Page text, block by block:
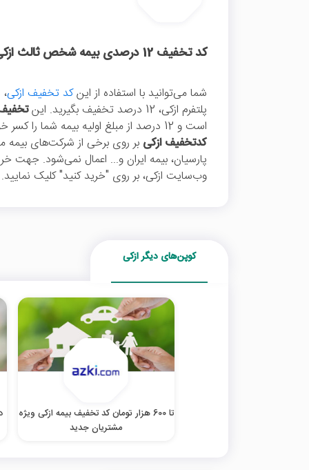
کد تخفیف 12 درصدی بیمه شخص ثالث ازکی
شما می‌توانید با استفاده از اینکد تخفیف ازکی
پلتفرم ازکی، 12 درصد تخفیف بگیرید. این
است و 12 درصد از مبلغ اولیه بیمه شما را کسر خواهد کرد. توجه داشته باشید که این
کدتخفیف ازکی بر روی برخی از شرکت‌های بیمه
پارسیان، بیمه ایران و... اعمال نمی‌شود.
وب‌سایت ازکی، بر روی "خرید کنید" کلیک نمایید.
کوپن‌های دیگر ازکی
تا 600 هزار تومان کد تخفیف بیمه ازکی ویژه
مشتریان جدید